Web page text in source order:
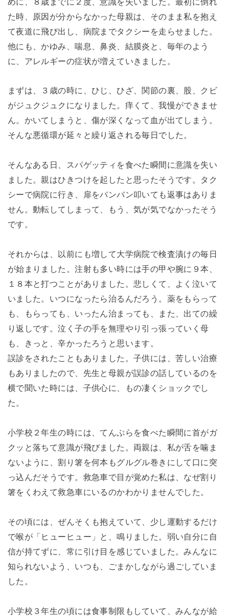
た時、原因が分からなかった母親は、そのまま私を抱え
て夜道に飛び出し、病院までタクシーを走らせました。
他にも、かゆみ、喘息、鼻炎、結膜炎と、毎年のよう
に、アレルギーの症状が増えていきました。
まずは、３歳の時に、ひじ、ひざ、関節の裏、股、クビ
がジュクジュクになりました。痒くて、我慢ができませ
ん。かいてしまうと、傷が深くなって血が出てしまう。
そんな悪循環が延々と繰り返される毎日でした。
そんなある日、スパゲッティを食べた瞬間に意識を失い
ました。親はひきつけを起したと思ったそうです。タク
シーで病院に行き、扉をバンバン叩いても返事はありま
せん。動転してしまって、もう、気が気でなかったそう
です。
それからは、以前にも増して大学病院で検査漬けの毎日
が始まりました。注射も多い時には手の甲や腕に９本、
１８本と打つことがありました。悲しくて、よく泣いて
いました。いつになったら治るんだろう。薬をもらって
も、もらっても、いったん治まっても、また、出ての繰
り返しです。泣く子の手を無理やり引っ張っていく母
も、きっと、辛かったろうと思います。
誤診をされたこともありました。子供には、苦しい治療
もありましたので、先生と母親が誤診の話しているのを
横で聞いた時には、子供心に、もの凄くショックでし
た。
小学校２年生の時には、てんぷらを食べた瞬間に首がガ
クッと落ちて意識が飛びました。両親は、私が舌を噛ま
ないように、割り箸を何本もグルグル巻きにして口に突
っ込んだそうです。救急車で目が覚めた私は、なぜ割り
箸をくわえて救急車にいるのかわかりませんでした。
その頃には、ぜんそくも抱えていて、少し運動するだけ
で喉が「ヒューヒュー」と、鳴りました。弱い自分に自
信が持てずに、常に引け目を感じていました。みんなに
知られないよう、いつも、ごまかしながら過ごしていま
した。
小学校３年生の頃には食事制限もしていて、みんなが給